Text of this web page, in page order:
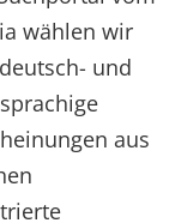
wählen wir
und
aus